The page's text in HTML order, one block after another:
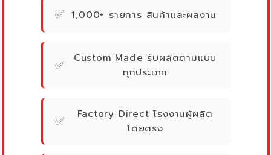
✅ 1,000+ รายการ สินค้าและผลงาน
✅
Custom Made รับผลิตตามแบบ
ทุกประเภท
✅
Factory Direct โรงงานผู้ผลิต
โดยตรง